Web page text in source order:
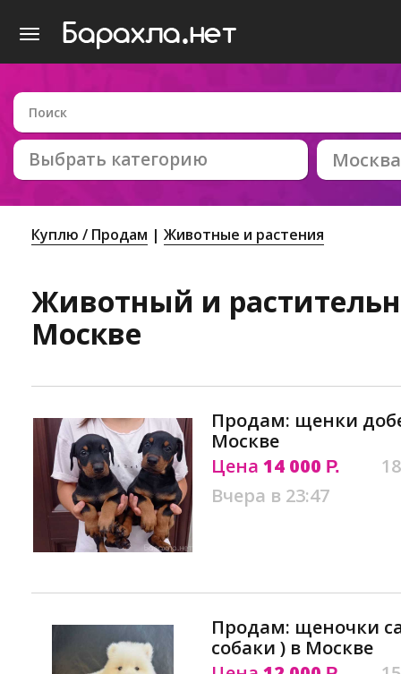
Выбрать категорию Москва
Куплю / Продам Животные и растения
Животный и
Москве
Продам: щенки
Москве
Цена 14 000 Р.
Вчера в 23:47
Продам: щеночки
собаки ) в Москве